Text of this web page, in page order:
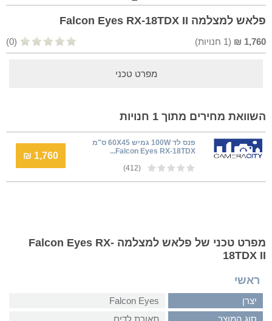
פלאש למצלמה Falcon Eyes RX-18TDX II
1,760
₪
(
1 חנויות) (0)
מפרט טכני
השוואת מחירים מתוך 1 חנויות
פנס לד 100W גמיש 60X45 ס"מ
Falcon Eyes RX-18TDX...
(412)
1,760 ₪
מפרט טכני של פלאש למצלמה Falcon Eyes RX-
18TDX II
ראשי
יצרן
Falcon Eyes
סוג המוצר
תאורת לדים